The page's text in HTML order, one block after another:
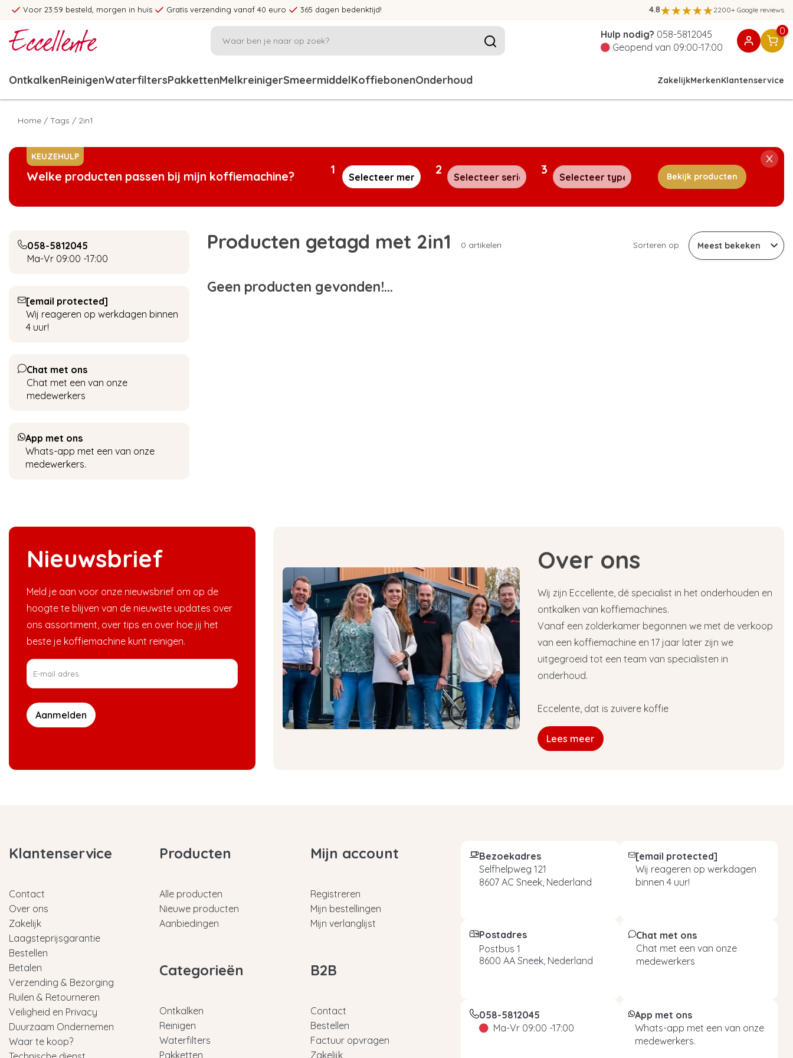
Voor 23:59 besteld, morgen in huis Gratis verzending vanaf 40 euro 365 dagen bedenktijd! 4.8 2200+ Google reviews
Hulp nodig? 058-5812045
Geopend van 09:00-17:00
0
OntkalkenReinigenWaterfiltersPakkettenMelkreinigerSmeermiddelKoffiebonenOnderhoud ZakelijkMerkenKlantenservice
Home / Tags / 2in1
KEUZEHULP
Welke producten passen bij mijn koffiemachine? 1 2 3 Bekijk producten
058-5812045
Ma-Vr 09:00 -17:00
[email protected]
Wij reageren op werkdagen binnen
4 uur!
Chat met ons
Chat met een van onze
medewerkers
App met ons
Whats-app met een van onze
medewerkers.
Producten getagd met 2in1 0 artikelen Sorteren op
Geen producten gevonden!...
Nieuwsbrief
Meld je aan voor onze nieuwsbrief om op de
hoogte te blijven van de nieuwste updates over
ons assortiment, over tips en over hoe jij het
beste je koffiemachine kunt reinigen.
Aanmelden
Over ons
Wij zijn Eccellente, dé specialist in het onderhouden en
ontkalken van koffiemachines.
Vanaf een zolderkamer begonnen we met de verkoop
van een koffiemachine en 17 jaar later zijn we
uitgegroeid tot een team van specialisten in
onderhoud.
Eccelente, dat is zuivere koffie
Lees meer
Klantenservice
Contact
Over ons
Zakelijk
Laagsteprijsgarantie
Bestellen
Betalen
Verzending & Bezorging
Ruilen & Retourneren
Veiligheid en Privacy
Duurzaam Ondernemen
Waar te koop?
Producten
Alle producten
Nieuwe producten
Aanbiedingen
Categorieën
Ontkalken
Reinigen
Waterfilters
Pakketten
Mijn account
Registreren
Mijn bestellingen
Mijn verlanglijst
B2B
Contact
Bestellen
Factuur opvragen
Zakelijk
Bezoekadres
Selfhelpweg 121
8607 AC Sneek, Nederland
[email protected]
Wij reageren op werkdagen
binnen 4 uur!
Postadres
Postbus 1
8600 AA Sneek, Nederland
Chat met ons
Chat met een van onze
medewerkers
058-5812045
Ma-Vr 09:00 -17:00
App met ons
Whats-app met een van onze
medewerkers.